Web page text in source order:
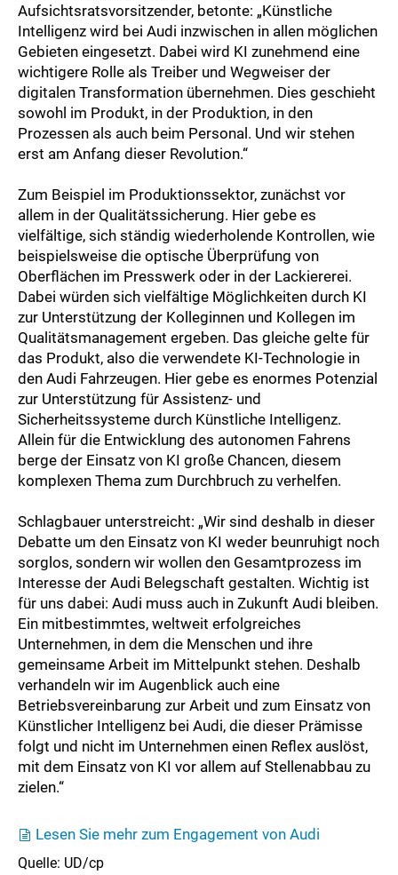
Aufsichtsratsvorsitzender, betonte: „Künstliche
Intelligenz wird bei Audi inzwischen in allen möglichen
Gebieten eingesetzt. Dabei wird KI zunehmend eine
wichtigere Rolle als Treiber und Wegweiser der
digitalen Transformation übernehmen. Dies geschieht
sowohl im Produkt, in der Produktion, in den
Prozessen als auch beim Personal. Und wir stehen
erst am Anfang dieser Revolution.“
Zum Beispiel im Produktionssektor, zunächst vor
allem in der Qualitätssicherung. Hier gebe es
vielfältige, sich ständig wiederholende Kontrollen, wie
beispielsweise die optische Überprüfung von
Oberflächen im Presswerk oder in der Lackiererei.
Dabei würden sich vielfältige Möglichkeiten durch KI
zur Unterstützung der Kolleginnen und Kollegen im
Qualitätsmanagement ergeben. Das gleiche gelte für
das Produkt, also die verwendete KI-Technologie in
den Audi Fahrzeugen. Hier gebe es enormes Potenzial
zur Unterstützung für Assistenz- und
Sicherheitssysteme durch Künstliche Intelligenz.
Allein für die Entwicklung des autonomen Fahrens
berge der Einsatz von KI große Chancen, diesem
komplexen Thema zum Durchbruch zu verhelfen.
Schlagbauer unterstreicht: „Wir sind deshalb in dieser
Debatte um den Einsatz von KI weder beunruhigt noch
sorglos, sondern wir wollen den Gesamtprozess im
Interesse der Audi Belegschaft gestalten. Wichtig ist
für uns dabei: Audi muss auch in Zukunft Audi bleiben.
Ein mitbestimmtes, weltweit erfolgreiches
Unternehmen, in dem die Menschen und ihre
gemeinsame Arbeit im Mittelpunkt stehen. Deshalb
verhandeln wir im Augenblick auch eine
Betriebsvereinbarung zur Arbeit und zum Einsatz von
Künstlicher Intelligenz bei Audi, die dieser Prämisse
folgt und nicht im Unternehmen einen Reflex auslöst,
mit dem Einsatz von KI vor allem auf Stellenabbau zu
zielen.“
Lesen Sie mehr zum Engagement von Audi
Quelle: UD/cp